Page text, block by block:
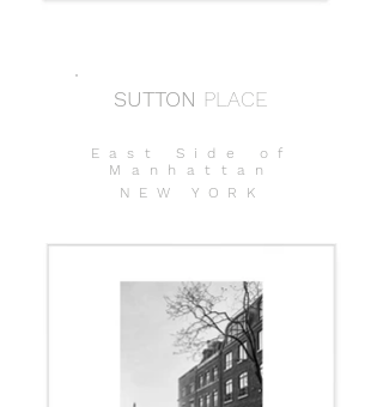
SUTTON PLACE
East Side of
Manhattan
NEW YORK